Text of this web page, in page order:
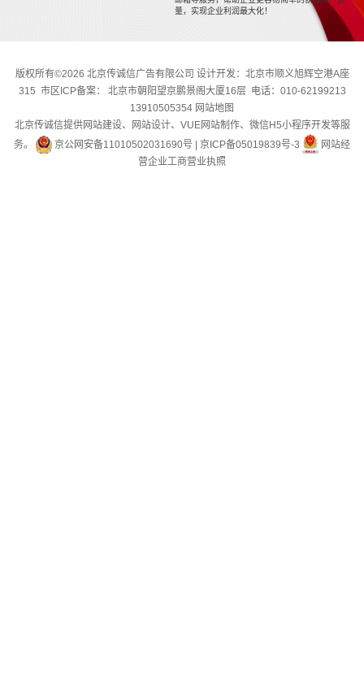
量，实现企业利润最大化！
版权所有©2026 北京传诚信广告有限公司 设计开发：北京市顺义旭辉空港A座
315 市区ICP备案： 北京市朝阳望京鹏景阁大厦16层 电话：010-62199213
13910505354 网站地图
北京传诚信提供网站建设、网站设计、VUE网站制作、微信H5小程序开发等服
务。
京公网安备11010502031690号 京ICP备05019839号-3
网站经
营企业工商营业执照